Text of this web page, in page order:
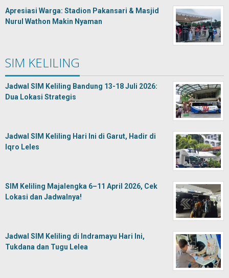
Apresiasi Warga: Stadion Pakansari & Masjid
Nurul Wathon Makin Nyaman
SIM KELILING
Jadwal SIM Keliling Bandung 13-18 Juli 2026:
Dua Lokasi Strategis
Jadwal SIM Keliling Hari Ini di Garut, Hadir di
Iqro Leles
SIM Keliling Majalengka 6–11 April 2026, Cek
Lokasi dan Jadwalnya!
Jadwal SIM Keliling di Indramayu Hari Ini,
Tukdana dan Tugu Lelea